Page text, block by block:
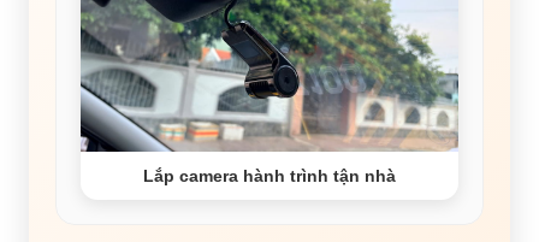
Lắp camera hành trình tận nhà